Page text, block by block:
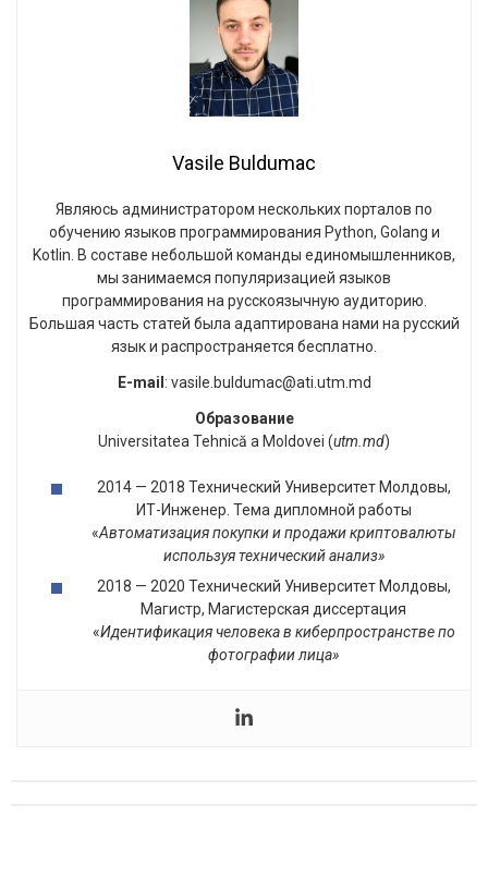
Vasile Buldumac
Являюсь администратором нескольких порталов по
обучению языков программирования Python, Golang и
Kotlin. В составе небольшой команды единомышленников,
мы занимаемся популяризацией языков
программирования на русскоязычную аудиторию.
Большая часть статей была адаптирована нами на русский
язык и распространяется бесплатно.
E-mail : vasile.buldumac@ati.utm.md
Образование
Universitatea Tehnică a Moldovei (utm.md)
2014 — 2018 Технический Университет Молдовы,
ИТ-Инженер. Тема дипломной работы
«Автоматизация покупки и продажи криптовалюты
используя технический анализ»
2018 — 2020 Технический Университет Молдовы,
Магистр, Магистерская диссертация
«Идентификация человека в киберпространстве по
фотографии лица»